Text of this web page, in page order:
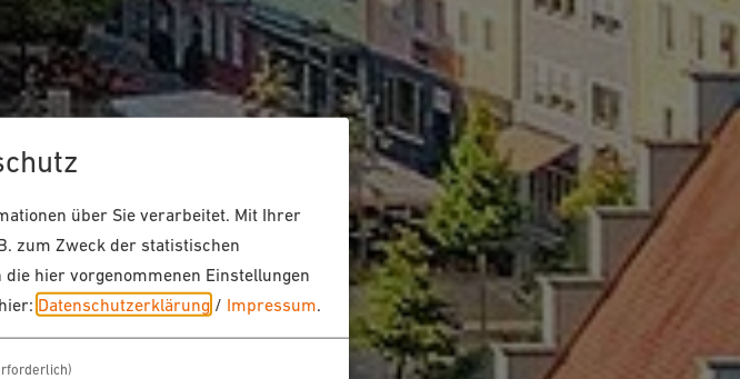
über Sie verarbeitet. Mit Ihrer
zum Zweck der statistischen
hier vorgenommenen Einstellungen
Datenschutzerklärung / Impressum.